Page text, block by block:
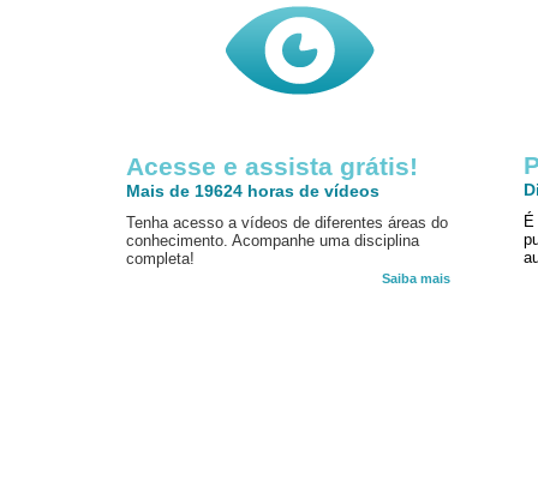
Acesse e assista grátis!
Mais de 19624 horas de vídeos
Tenha acesso a vídeos de diferentes áreas do
conhecimento. Acompanhe uma disciplina
completa!
Saiba mais